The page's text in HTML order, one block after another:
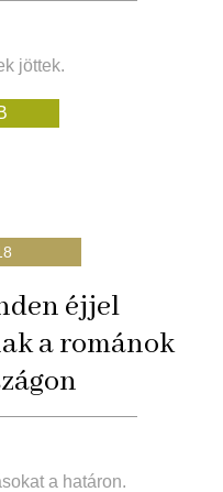
jöttek.
éjjel
a románok
a határon.